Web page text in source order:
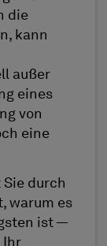
die
kann
außer
eines
von
eine
durch
warum es
ist —
Ihr